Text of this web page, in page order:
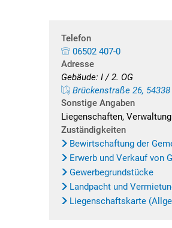
Telefon
06502 407-0
Adresse
Gebäude: I / 2. OG
Brückenstraße 26,
Sonstige Angaben
Liegenschaften,
Zuständigkeiten
Bewirtschaftung der
Erwerb und Verkauf von
Gewerbegrundstücke
Landpacht und
Liegenschaftskarte